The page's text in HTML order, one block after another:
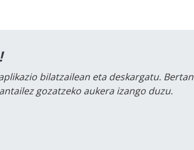
bilatzailean eta deskargatu. Bertan
gozatzeko aukera izango duzu.